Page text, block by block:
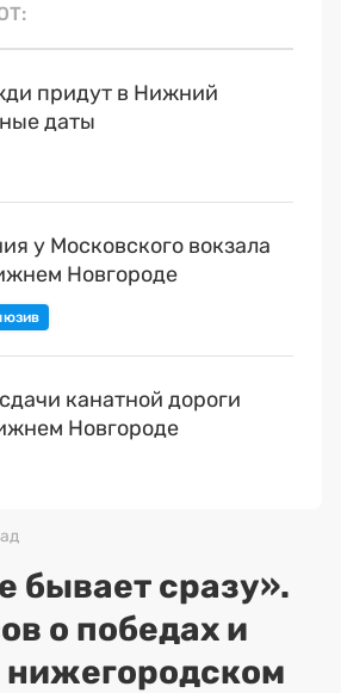
придут в Нижний
даты
у Московского вокзала
Новгороде
канатной дороги
Новгороде
бывает сразу».
о победах и
нижегородском